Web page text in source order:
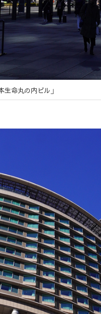
命丸の内ビル」